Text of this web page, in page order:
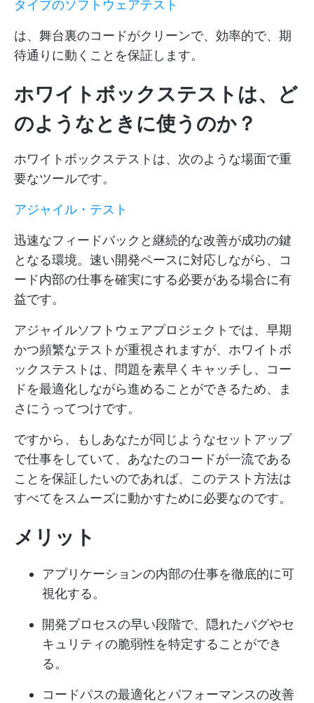
タイプのソフトウェアテスト
は、舞台裏のコードがクリーンで、効率的で、期
待通りに動くことを保証します。
ホワイトボックステストは、ど
のようなときに使うのか？
ホワイトボックステストは、次のような場面で重
要なツールです。
アジャイル・テスト
迅速なフィードバックと継続的な改善が成功の鍵
となる環境。速い開発ペースに対応しながら、コ
ード内部の仕事を確実にする必要がある場合に有
益です。
アジャイルソフトウェアプロジェクトでは、早期
かつ頻繁なテストが重視されますが、ホワイトボ
ックステストは、問題を素早くキャッチし、コー
ドを最適化しながら進めることができるため、ま
さにうってつけです。
ですから、もしあなたが同じようなセットアップ
で仕事をしていて、あなたのコードが一流である
ことを保証したいのであれば、このテスト方法は
すべてをスムーズに動かすために必要なのです。
メリット
アプリケーションの内部の仕事を徹底的に可
視化する。
開発プロセスの早い段階で、隠れたバグやセ
キュリティの脆弱性を特定することができ
る。
コードパスの最適化とパフォーマンスの改善